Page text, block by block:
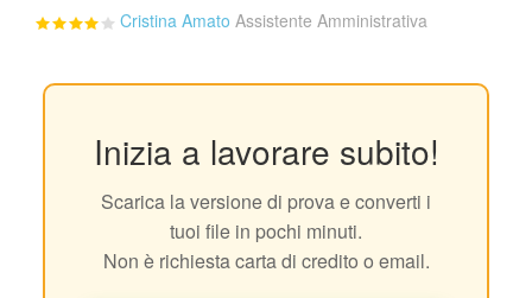
Cristina Amato Assistente Amministrativa
Inizia a lavorare subito!
Scarica la versione di prova e converti i
tuoi file in pochi minuti.
Non è richiesta carta di credito o email.